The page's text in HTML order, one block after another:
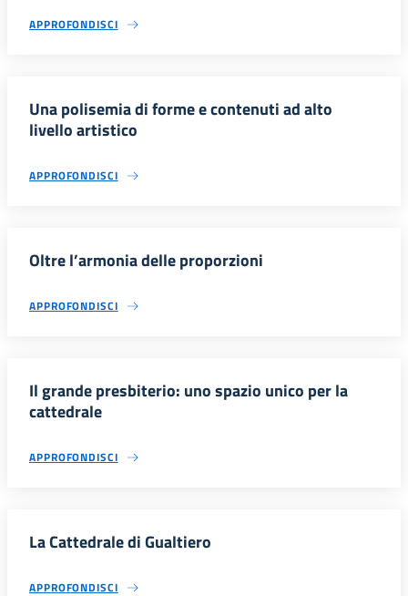
APPROFONDISCI
Una polisemia di forme e contenuti ad alto
livello artistico
APPROFONDISCI
Oltre l’armonia delle proporzioni
APPROFONDISCI
Il grande presbiterio: uno spazio unico per la
cattedrale
APPROFONDISCI
La Cattedrale di Gualtiero
APPROFONDISCI